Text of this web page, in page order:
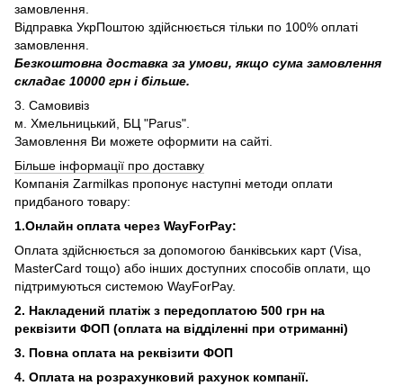
замовлення.
Відправка УкрПоштою здійснюється тільки по 100% оплаті
замовлення.
Безкоштовна доставка за умови, якщо сума замовлення
складає 10000 грн і більше.
3. Самовивіз
м. Хмельницький, БЦ "Parus".
Замовлення Ви можете оформити на сайті.
Більше інформації про доставку
Компанія Zarmilkas пропонує наступні методи оплати
придбаного товару:
1.Онлайн оплата через WayForPay:
Оплата здійснюється за допомогою банківських карт (Visa,
MasterCard тощо) або інших доступних способів оплати, що
підтримуються системою WayForPay.
2. Накладений платіж з передоплатою 500 грн на
реквізити ФОП (оплата на відділенні при отриманні)
3. Повна оплата на реквізити ФОП
4. Оплата на розрахунковий рахунок компанії.